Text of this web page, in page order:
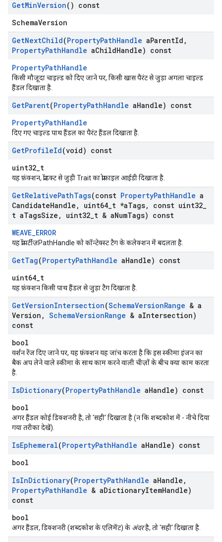
GetMinVersion() const
SchemaVersion
GetNextChild(PropertyPathHandle aParentId ,
PropertyPathHandle aChildHandle) const
PropertyPathHandle
किसी मौजूदा चाइल्ड को दिए जाने पर, किसी खास पैरंट से जुड़ा अगला चाइल्ड
हैंडल दिखाता है.
GetParent(PropertyPathHandle aHandle) const
PropertyPathHandle
दिए गए चाइल्ड पाथ हैंडल का पैरंट हैंडल दिखाता है.
GetProfileId(void) const
uint32_t
यह फ़ंक्शन, प्रॉडक्ट से जुड़ी Trait का प्रोफ़ाइल आईडी दिखाता है.
GetRelativePathTags(const PropertyPathHandle a
CandidateHandle , uint64 t *aTags, const uint32
t aTagsSize , uint32 t & aNumTags) const
WEAVE_ERROR
यह प्रॉपर्टीज़PathHandle को कॉन्टेक्स्ट टैग के कलेक्शन में बदलता है.
GetTag(PropertyPathHandle aHandle) const
uint64_t
यह फ़ंक्शन किसी पाथ हैंडल से जुड़ा टैग दिखाता है.
GetVersionIntersection(SchemaVersionRange & a
Version , SchemaVersionRange & aIntersection)
const
bool
वर्शन रेंज दिए जाने पर, यह फ़ंक्शन यह जांच करता है कि इस स्कीमा इंजन का
बैक अप लेने वाले स्कीमा के साथ काम करने वाली चीज़ों के बीच क्या काम करता
है.
IsDictionary(PropertyPathHandle aHandle) const
bool
अगर हैंडल कोई डिक्शनरी है, तो 'सही' दिखाता है (न कि शब्दकोश में - नीचे दिया
गया तरीका देखें).
IsEphemeral(PropertyPathHandle aHandle) const
bool
IsInDictionary(PropertyPathHandle aHandle ,
PropertyPathHandle & aDictionaryItemHandle)
const
bool
अगर हैंडल, डिक्शनरी (शब्दकोश के एलिमेंट) के अंदरहै, तो 'सही' दिखाता है.